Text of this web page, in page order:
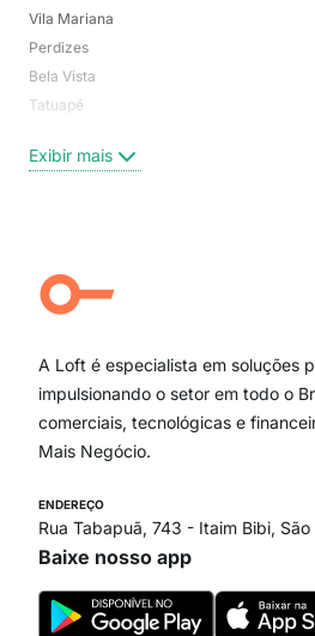
Vila Mariana
Perdizes
Bela Vista
Tatuapé
Centro
Campo Belo
Ipiranga
Paraíso
Itaim Bibi
Exibir mais
A Loft é especialista em soluções
impulsionando o setor em todo o
comerciais, tecnológicas e
Mais Negócio.
ENDEREÇO
Rua Tabapuã, 743 - Itaim Bibi,
Baixe nosso app